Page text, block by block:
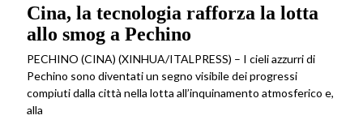
Cina, la tecnologia rafforza la lotta
allo smog a Pechino
PECHINO (CINA) (XINHUA/ITALPRESS) – I cieli azzurri di
Pechino sono diventati un segno visibile dei progressi
compiuti dalla città nella lotta all’inquinamento atmosferico e,
alla